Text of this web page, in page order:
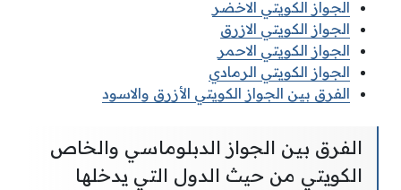
الجواز الكويتي الاخضر
الجواز الكويتي الازرق
الجواز الكويتي الاحمر
الجواز الكويتي الرمادي
الفرق بين الجواز الكويتي الأزرق والاسود
الفرق بين الجواز الدبلوماسي والخاص
الكويتي من حيث الدول التي يدخلها